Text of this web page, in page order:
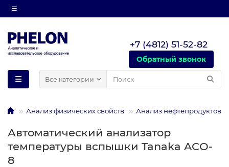
+7 (4812) 51-52-82
Обратный звонок
Все категории
Анализ физических свойств Анализ нефтепродуктов
Автоматический анализатор
температуры вспышки Tanaka ACO-
8